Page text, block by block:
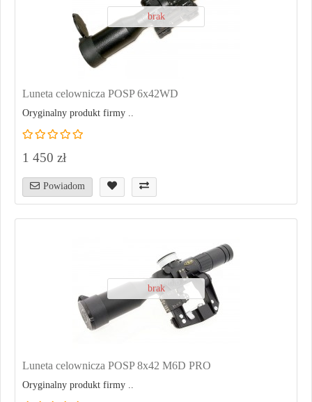
brak
Luneta celownicza POSP 6x42WD
Oryginalny produkt firmy ..
1 450 zł
Powiadom
brak
Luneta celownicza POSP 8x42 M6D PRO
Oryginalny produkt firmy ..